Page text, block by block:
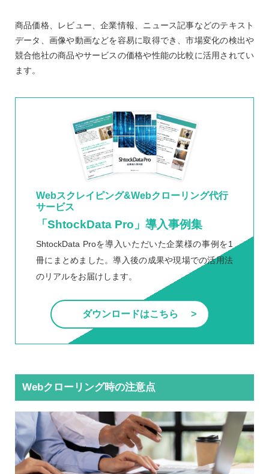
商品価格、レビュー、企業情報、ニュース記事などのテキスト
データ、画像や動画などを容易に取得でき、市場変化の検出や
競合他社の商品やサービスの価格や性能の比較に活用されてい
ます。
Webスクレイピング&Webクローリング代行
サービス
「ShtockData Pro」導入事例集
ShtockData Proを導入いただいた企業様の事例を1
冊にまとめました。導入後の成果や現場での活用法
のリアルをお届けします。
ダウンロードはこちら
Webクローリング時の注意点